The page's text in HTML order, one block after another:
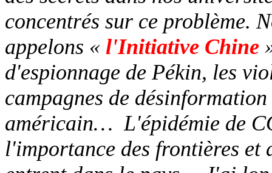
concentrés sur ce problème.
appelons « l'Initiative Chine
d'espionnage de Pékin, les
campagnes de
américain… L'épidémie de
l'importance des frontières et